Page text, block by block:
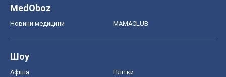
MedOboz
Новини медицини MAMACLUB
Шоу
Афіша Плітки